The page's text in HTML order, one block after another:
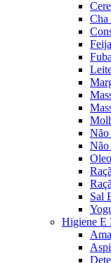
Cha
Não
Não
Sal
Higiene E